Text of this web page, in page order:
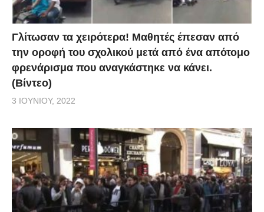
Γλίτωσαν τα χειρότερα! Μαθητές έπεσαν από
την οροφή του σχολικού μετά από ένα απότομο
φρενάρισμα που αναγκάστηκε να κάνει.
(Βίντεο)
3 ΙΟΥΝΊΟΥ, 2022